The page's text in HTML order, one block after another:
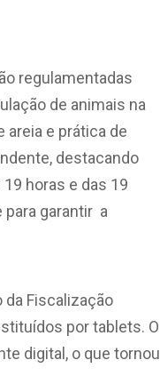
regulamentadas
de animais na
areia e prática de
destacando
horas e das 19
para garantir a
da Fiscalização
por tablets. O
digital, o que tornou